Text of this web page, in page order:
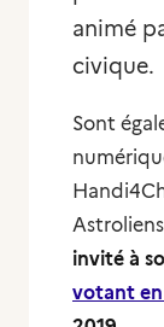
animé
civique.
Sont
invité à
votant